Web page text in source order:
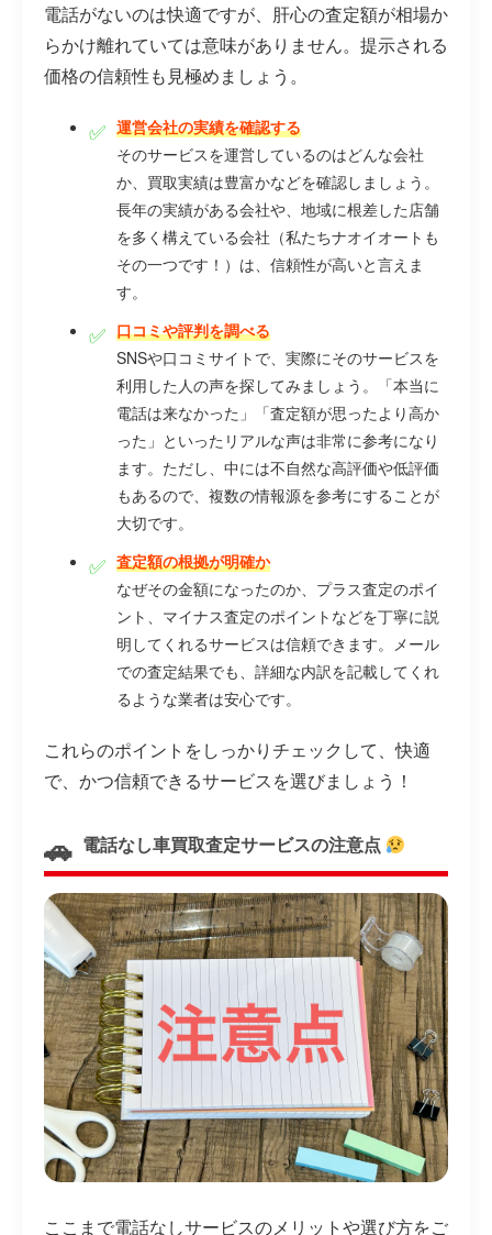
電話がないのは快適ですが、肝心の査定額が相場か
らかけ離れていては意味がありません。提示される
価格の信頼性も見極めましょう。
運営会社の実績を確認する
そのサービスを運営しているのはどんな会社
か、買取実績は豊富かなどを確認しましょう。
長年の実績がある会社や、地域に根差した店舗
を多く構えている会社（私たちナオイオートも
その一つです！）は、信頼性が高いと言えま
す。
口コミや評判を調べる
SNSや口コミサイトで、実際にそのサービスを
利用した人の声を探してみましょう。「本当に
電話は来なかった」「査定額が思ったより高か
った」といったリアルな声は非常に参考になり
ます。ただし、中には不自然な高評価や低評価
もあるので、複数の情報源を参考にすることが
大切です。
査定額の根拠が明確か
なぜその金額になったのか、プラス査定のポイ
ント、マイナス査定のポイントなどを丁寧に説
明してくれるサービスは信頼できます。メール
での査定結果でも、詳細な内訳を記載してくれ
るような業者は安心です。
これらのポイントをしっかりチェックして、快適
で、かつ信頼できるサービスを選びましょう！
電話なし車買取査定サービスの注意点
ここまで電話なしサービスのメリットや選び方をご